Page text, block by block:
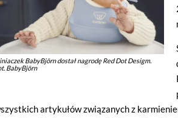
BabyBjörn dostał nagrodę Red Dot Desigm.
BabyBjörn
artykułów związanych z